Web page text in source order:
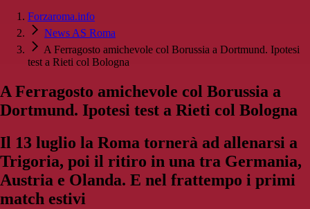
Forzaroma.info
News AS Roma
A Ferragosto amichevole col Borussia a Dortmund. Ipotesi
test a Rieti col Bologna
A Ferragosto amichevole col Borussia a
Dortmund. Ipotesi test a Rieti col Bologna
Il 13 luglio la Roma tornerà ad allenarsi a
Trigoria, poi il ritiro in una tra Germania,
Austria e Olanda. E nel frattempo i primi
match estivi